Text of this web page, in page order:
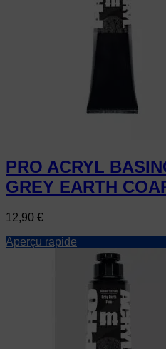
PRO ACRYL
GREY EARTH
Prix
12,90 €
Aperçu rapide